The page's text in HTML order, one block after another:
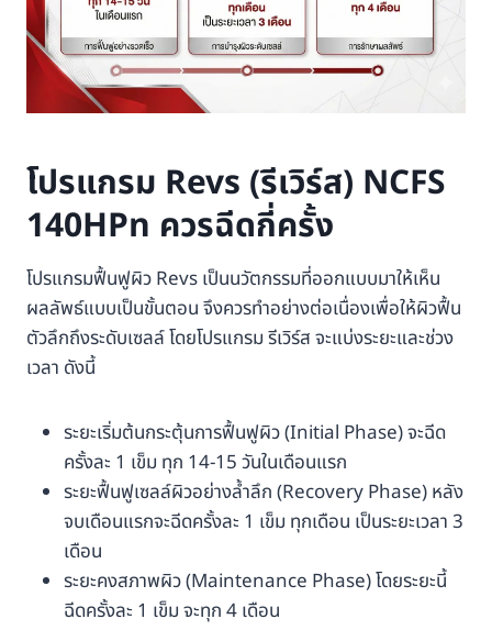
โปรแกรม Revs (รีเวิร์ส) NCFS
140HPn ควรฉีดกี่ครั้ง
โปรแกรมฟื้นฟูผิว Revs เป็นนวัตกรรมที่ออกแบบมาให้เห็น
ผลลัพธ์แบบเป็นขั้นตอน จึงควรทำอย่างต่อเนื่องเพื่อให้ผิวฟื้น
ตัวลึกถึงระดับเซลล์ โดยโปรแกรม รีเวิร์ส จะแบ่งระยะและช่วง
เวลา ดังนี้
ระยะเริ่มต้นกระตุ้นการฟื้นฟูผิว (Initial Phase) จะฉีด
ครั้งละ 1 เข็ม ทุก 14-15 วันในเดือนแรก
ระยะฟื้นฟูเซลล์ผิวอย่างล้ำลึก (Recovery Phase) หลัง
จบเดือนแรกจะฉีดครั้งละ 1 เข็ม ทุกเดือน เป็นระยะเวลา 3
เดือน
ระยะคงสภาพผิว (Maintenance Phase) โดยระยะนี้
ฉีดครั้งละ 1 เข็ม จะทุก 4 เดือน